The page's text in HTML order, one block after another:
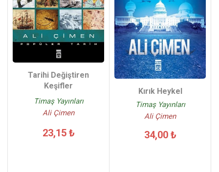
Tarihi Değiştiren
Keşifler
Timaş Yayınları
Ali Çimen
23,15 ₺
Kırık Heykel
Timaş Yayınları
Ali Çimen
34,00 ₺